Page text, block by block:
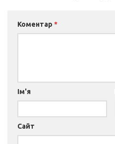
Коментар *
Ім'я
Сайт